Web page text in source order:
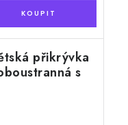
přikrývka
s